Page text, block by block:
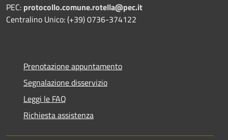
PEC: protocollo.comune.rotella@pec.it
Centralino Unico: (+39) 0736-374122
Prenotazione appuntamento
Segnalazione disservizio
Leggi le FAQ
Richiesta assistenza